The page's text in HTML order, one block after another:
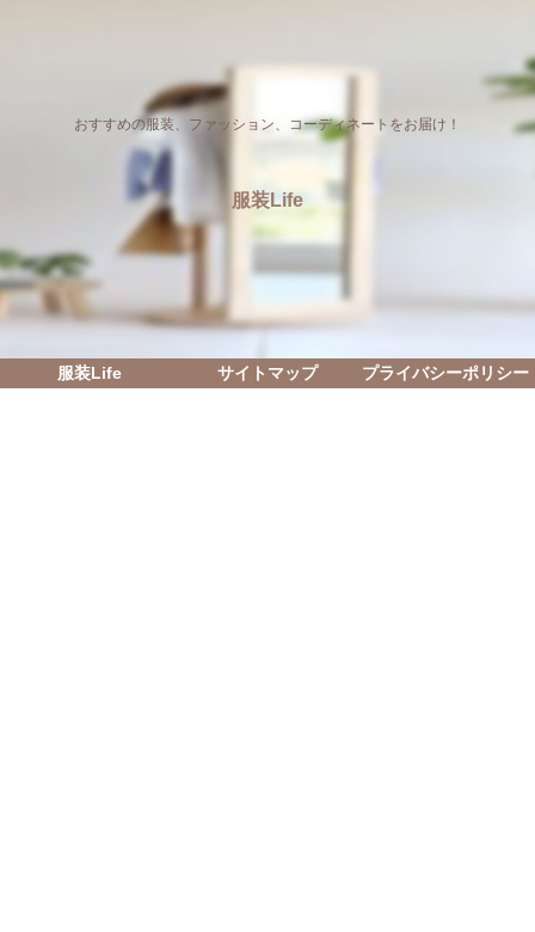
おすすめの服装、ファッション、コーディネートをお届け！
服装Life
服装Life サイトマップ プライバシーポリシー